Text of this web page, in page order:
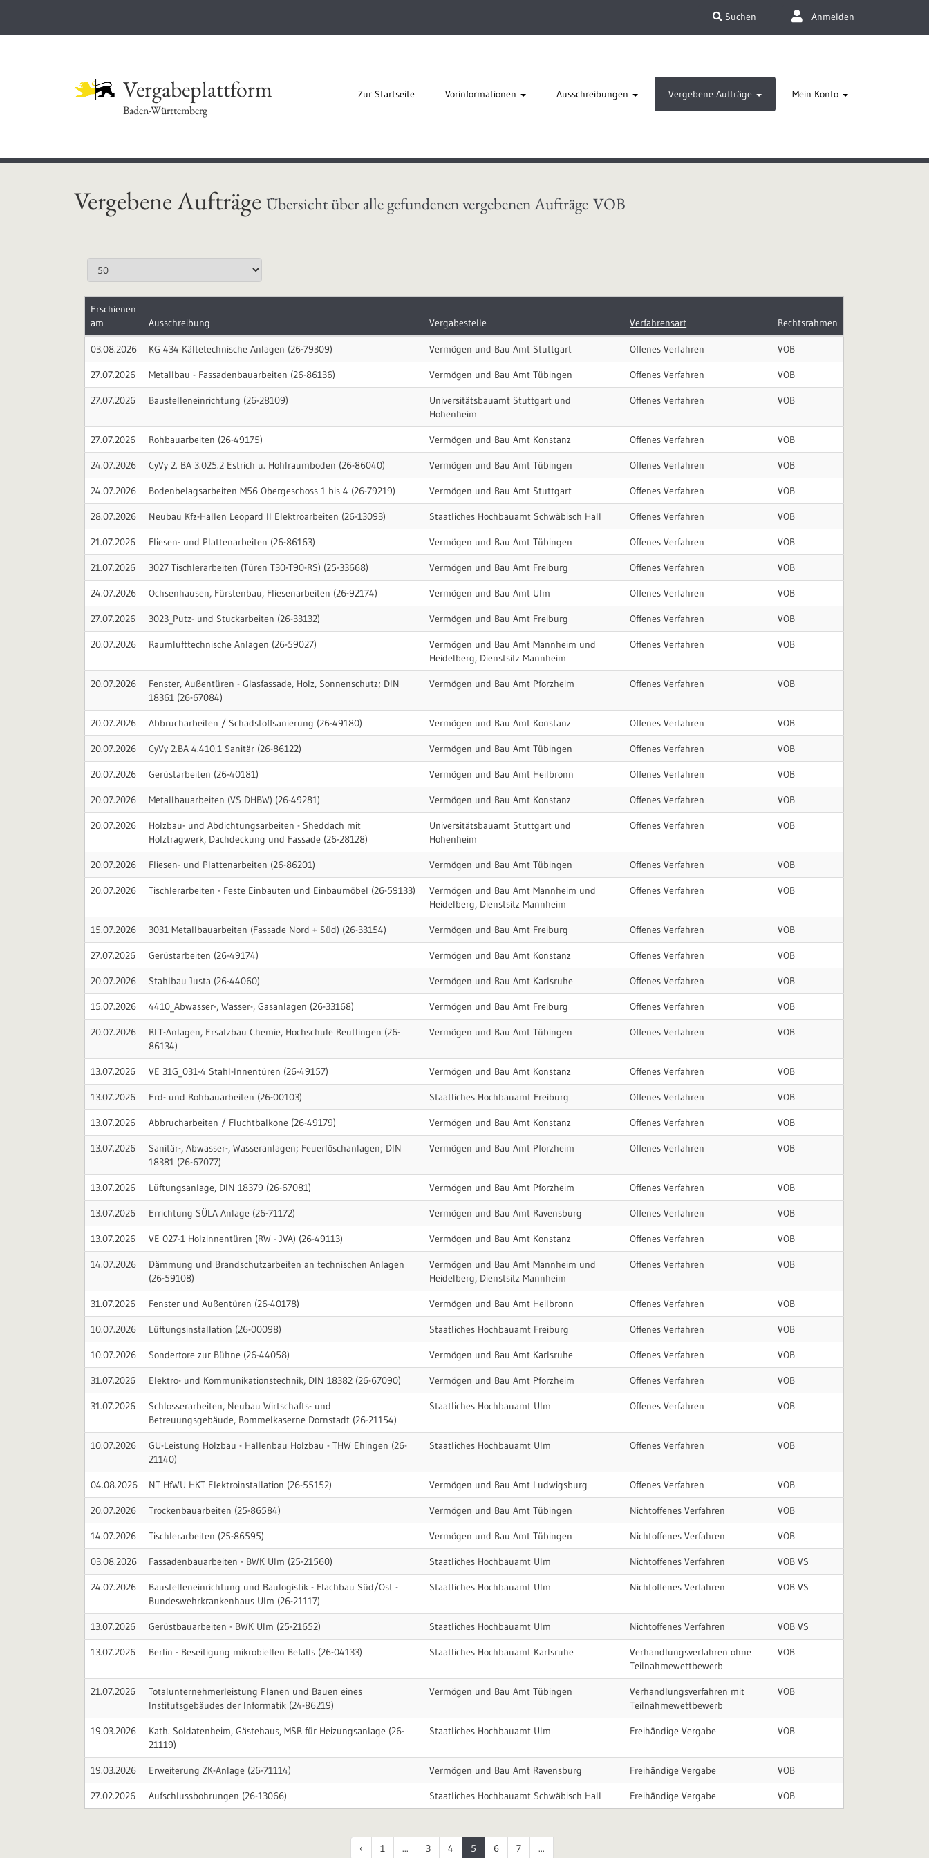
Suchen Anmelden
Vergabeplattform
Baden-Württemberg
Zur Startseite Vorinformationen Ausschreibungen Vergebene Aufträge Mein Konto
Vergebene Aufträge Übersicht über alle gefundenen vergebenen Aufträge VOB
Erschienen
am
Ausschreibung Vergabestelle Verfahrensart Rechtsrahmen
03.08.2026 KG 434 Kältetechnische Anlagen (26-79309) Vermögen und Bau Amt Stuttgart Offenes Verfahren VOB
27.07.2026 Metallbau - Fassadenbauarbeiten (26-86136) Vermögen und Bau Amt Tübingen Offenes Verfahren VOB
27.07.2026 Baustelleneinrichtung (26-28109)
Universitätsbauamt Stuttgart und
Hohenheim
Offenes Verfahren VOB
27.07.2026 Rohbauarbeiten (26-49175) Vermögen und Bau Amt Konstanz Offenes Verfahren VOB
24.07.2026 CyVy 2. BA 3.025.2 Estrich u. Hohlraumboden (26-86040) Vermögen und Bau Amt Tübingen Offenes Verfahren VOB
24.07.2026 Bodenbelagsarbeiten M56 Obergeschoss 1 bis 4 (26-79219) Vermögen und Bau Amt Stuttgart Offenes Verfahren VOB
28.07.2026 Neubau Kfz-Hallen Leopard II Elektroarbeiten (26-13093) Staatliches Hochbauamt Schwäbisch Hall Offenes Verfahren VOB
21.07.2026 Fliesen- und Plattenarbeiten (26-86163) Vermögen und Bau Amt Tübingen Offenes Verfahren VOB
21.07.2026 3027 Tischlerarbeiten (Türen T30-T90-RS) (25-33668) Vermögen und Bau Amt Freiburg Offenes Verfahren VOB
24.07.2026 Ochsenhausen, Fürstenbau, Fliesenarbeiten (26-92174) Vermögen und Bau Amt Ulm Offenes Verfahren VOB
27.07.2026 3023_Putz- und Stuckarbeiten (26-33132) Vermögen und Bau Amt Freiburg Offenes Verfahren VOB
20.07.2026 Raumlufttechnische Anlagen (26-59027)
Vermögen und Bau Amt Mannheim und
Heidelberg, Dienstsitz Mannheim
Offenes Verfahren VOB
20.07.2026
Fenster, Außentüren - Glasfassade, Holz, Sonnenschutz; DIN
18361 (26-67084)
Vermögen und Bau Amt Pforzheim Offenes Verfahren VOB
20.07.2026 Abbrucharbeiten / Schadstoffsanierung (26-49180) Vermögen und Bau Amt Konstanz Offenes Verfahren VOB
20.07.2026 CyVy 2.BA 4.410.1 Sanitär (26-86122) Vermögen und Bau Amt Tübingen Offenes Verfahren VOB
20.07.2026 Gerüstarbeiten (26-40181) Vermögen und Bau Amt Heilbronn Offenes Verfahren VOB
20.07.2026 Metallbauarbeiten (VS DHBW) (26-49281) Vermögen und Bau Amt Konstanz Offenes Verfahren VOB
20.07.2026
Holzbau- und Abdichtungsarbeiten - Sheddach mit
Holztragwerk, Dachdeckung und Fassade (26-28128)
Universitätsbauamt Stuttgart und
Hohenheim
Offenes Verfahren VOB
20.07.2026 Fliesen- und Plattenarbeiten (26-86201) Vermögen und Bau Amt Tübingen Offenes Verfahren VOB
20.07.2026 Tischlerarbeiten - Feste Einbauten und Einbaumöbel (26-59133)
Vermögen und Bau Amt Mannheim und
Heidelberg, Dienstsitz Mannheim
Offenes Verfahren VOB
15.07.2026 3031 Metallbauarbeiten (Fassade Nord + Süd) (26-33154) Vermögen und Bau Amt Freiburg Offenes Verfahren VOB
27.07.2026 Gerüstarbeiten (26-49174) Vermögen und Bau Amt Konstanz Offenes Verfahren VOB
20.07.2026 Stahlbau Justa (26-44060) Vermögen und Bau Amt Karlsruhe Offenes Verfahren VOB
15.07.2026 4410_Abwasser-, Wasser-, Gasanlagen (26-33168) Vermögen und Bau Amt Freiburg Offenes Verfahren VOB
20.07.2026
RLT-Anlagen, Ersatzbau Chemie, Hochschule Reutlingen (26-
86134)
Vermögen und Bau Amt Tübingen Offenes Verfahren VOB
13.07.2026 VE 31G_031-4 Stahl-Innentüren (26-49157) Vermögen und Bau Amt Konstanz Offenes Verfahren VOB
13.07.2026 Erd- und Rohbauarbeiten (26-00103) Staatliches Hochbauamt Freiburg Offenes Verfahren VOB
13.07.2026 Abbrucharbeiten / Fluchtbalkone (26-49179) Vermögen und Bau Amt Konstanz Offenes Verfahren VOB
13.07.2026
Sanitär-, Abwasser-, Wasseranlagen; Feuerlöschanlagen; DIN
18381 (26-67077)
Vermögen und Bau Amt Pforzheim Offenes Verfahren VOB
13.07.2026 Lüftungsanlage, DIN 18379 (26-67081) Vermögen und Bau Amt Pforzheim Offenes Verfahren VOB
13.07.2026 Errichtung SÜLA Anlage (26-71172) Vermögen und Bau Amt Ravensburg Offenes Verfahren VOB
13.07.2026 VE 027-1 Holzinnentüren (RW - JVA) (26-49113) Vermögen und Bau Amt Konstanz Offenes Verfahren VOB
14.07.2026
Dämmung und Brandschutzarbeiten an technischen Anlagen
(26-59108)
Vermögen und Bau Amt Mannheim und
Heidelberg, Dienstsitz Mannheim
Offenes Verfahren VOB
31.07.2026 Fenster und Außentüren (26-40178) Vermögen und Bau Amt Heilbronn Offenes Verfahren VOB
10.07.2026 Lüftungsinstallation (26-00098) Staatliches Hochbauamt Freiburg Offenes Verfahren VOB
10.07.2026 Sondertore zur Bühne (26-44058) Vermögen und Bau Amt Karlsruhe Offenes Verfahren VOB
31.07.2026 Elektro- und Kommunikationstechnik, DIN 18382 (26-67090) Vermögen und Bau Amt Pforzheim Offenes Verfahren VOB
31.07.2026
Schlosserarbeiten, Neubau Wirtschafts- und
Betreuungsgebäude, Rommelkaserne Dornstadt (26-21154)
Staatliches Hochbauamt Ulm Offenes Verfahren VOB
10.07.2026
GU-Leistung Holzbau - Hallenbau Holzbau - THW Ehingen (26-
21140)
Staatliches Hochbauamt Ulm Offenes Verfahren VOB
04.08.2026 NT HfWU HKT Elektroinstallation (26-55152) Vermögen und Bau Amt Ludwigsburg Offenes Verfahren VOB
20.07.2026 Trockenbauarbeiten (25-86584) Vermögen und Bau Amt Tübingen Nichtoffenes Verfahren VOB
14.07.2026 Tischlerarbeiten (25-86595) Vermögen und Bau Amt Tübingen Nichtoffenes Verfahren VOB
03.08.2026 Fassadenbauarbeiten - BWK Ulm (25-21560) Staatliches Hochbauamt Ulm Nichtoffenes Verfahren VOB VS
24.07.2026
Baustelleneinrichtung und Baulogistik - Flachbau Süd/Ost -
Bundeswehrkrankenhaus Ulm (26-21117)
Staatliches Hochbauamt Ulm Nichtoffenes Verfahren VOB VS
13.07.2026 Gerüstbauarbeiten - BWK Ulm (25-21652) Staatliches Hochbauamt Ulm Nichtoffenes Verfahren VOB VS
13.07.2026 Berlin - Beseitigung mikrobiellen Befalls (26-04133) Staatliches Hochbauamt Karlsruhe
Verhandlungsverfahren ohne
Teilnahmewettbewerb
VOB
21.07.2026
Totalunternehmerleistung Planen und Bauen eines
Institutsgebäudes der Informatik (24-86219)
Vermögen und Bau Amt Tübingen
Verhandlungsverfahren mit
Teilnahmewettbewerb
VOB
19.03.2026
Kath. Soldatenheim, Gästehaus, MSR für Heizungsanlage (26-
21119)
Staatliches Hochbauamt Ulm Freihändige Vergabe VOB
19.03.2026 Erweiterung ZK-Anlage (26-71114) Vermögen und Bau Amt Ravensburg Freihändige Vergabe VOB
27.02.2026 Aufschlussbohrungen (26-13066) Staatliches Hochbauamt Schwäbisch Hall Freihändige Vergabe VOB
‹ 1 ... 3 4 5 6 7 ...